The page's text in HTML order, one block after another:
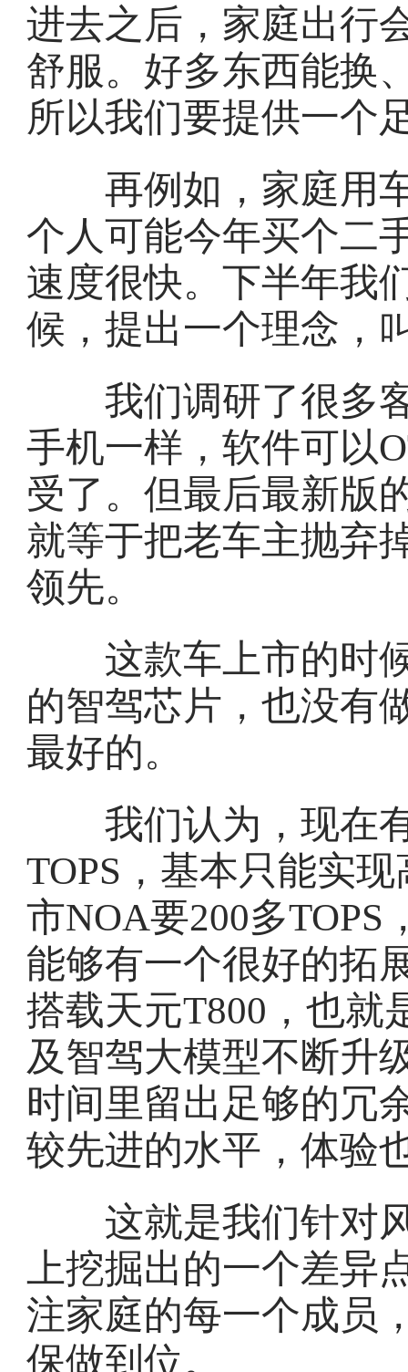
进去之后，家庭出行
舒服。好多东西能换
所以我们要提供一个
再例如，家庭用车
个人可能今年买个二
速度很快。下半年我
候，提出一个理念，
我们调研了很多客
手机一样，软件可以
受了。但最后最新版
就等于把老车主抛弃
领先。
这款车上市的时候
的智驾芯片，也没有
最好的。
我们认为，现在有
TOPS，基本只能实
市NOA要200多
能够有一个很好的拓
搭载天元T800，也就
及智驾大模型不断升
时间里留出足够的冗
较先进的水平，体验
这就是我们针对风
上挖掘出的一个差异
注家庭的每一个成员
保做到位。